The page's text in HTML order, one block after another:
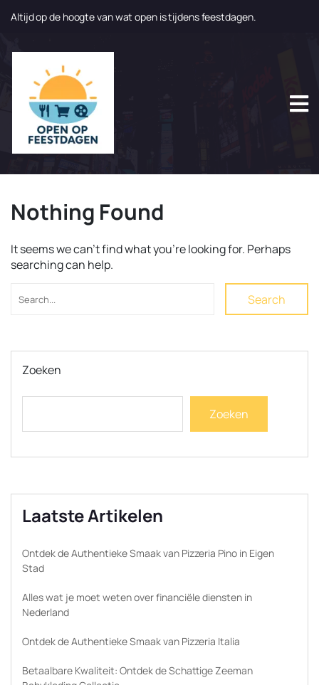
Altijd op de hoogte van wat open is tijdens feestdagen.
Nothing Found
It seems we can’t find what you’re looking for. Perhaps
searching can help.
Search
Zoeken
Zoeken
Laatste Artikelen
Ontdek de Authentieke Smaak van Pizzeria Pino in Eigen
Stad
Alles wat je moet weten over financiële diensten in
Nederland
Ontdek de Authentieke Smaak van Pizzeria Italia
Betaalbare Kwaliteit: Ontdek de Schattige Zeeman